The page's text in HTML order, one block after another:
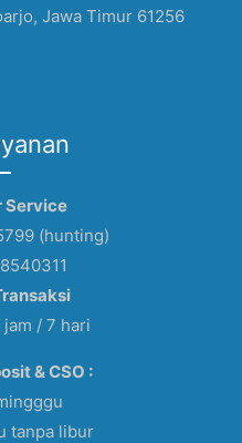
Jawa Timur 61256
Service
(hunting)
/ 7 hari
& CSO :
tanpa libur